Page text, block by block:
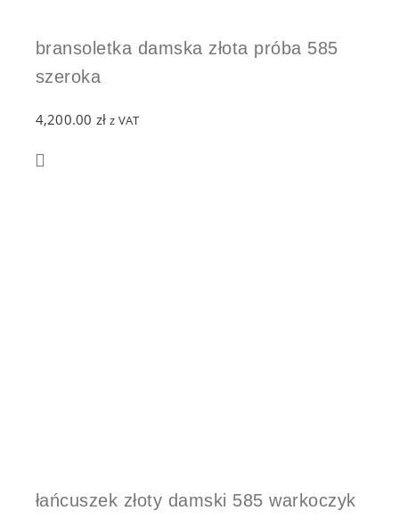
bransoletka damska złota próba 585
szeroka
4,200.00 zł z VAT
łańcuszek złoty damski 585 warkoczyk